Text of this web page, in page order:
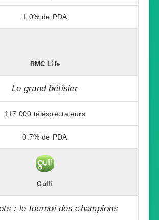
1.0%
RMC Life
Le grand bêtisier
117 000
0.7%
Gulli
: le tournoi des champions